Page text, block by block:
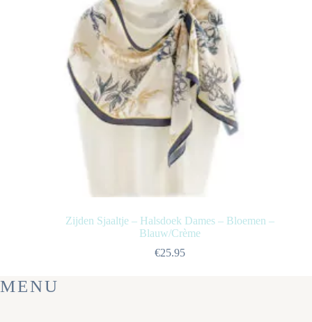
Zijden Sjaaltje – Halsdoek Dames – Bloemen –
Blauw/Crème
€25.95
MENU